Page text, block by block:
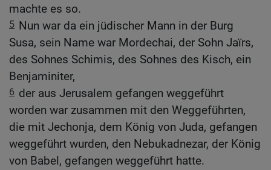
machte es so.
5 Nun war da ein jüdischer Mann in der Burg
Susa, sein Name war Mordechai, der Sohn Jaïrs,
des Sohnes Schimis, des Sohnes des Kisch, ein
Benjaminiter,
6 der aus Jerusalem gefangen weggeführt
worden war zusammen mit den Weggeführten,
die mit Jechonja, dem König von Juda, gefangen
weggeführt wurden, den Nebukadnezar, der König
von Babel, gefangen weggeführt hatte.